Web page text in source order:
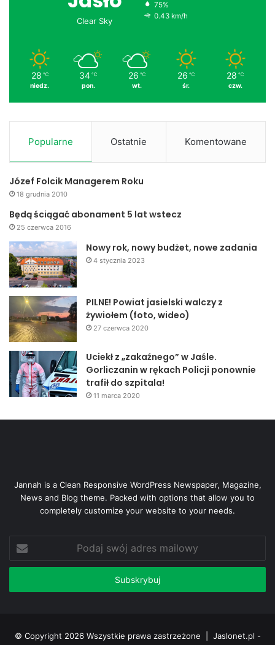
Clear Sky
75%
0.43 km/h
28 ℃
niedz.
34 ℃
pon.
26 ℃
wt.
26 ℃
śr.
28 ℃
czw.
Popularne Ostatnie Komentowane
Józef Folcik Managerem Roku
18 grudnia 2010
Będą ściągać abonament 5 lat wstecz
25 czerwca 2016
Nowy rok, nowy budżet, nowe zadania
4 stycznia 2023
PILNE! Powiat jasielski walczy z
żywiołem (foto, wideo)
27 czerwca 2020
Uciekł z „zakaźnego” w Jaśle.
Gorliczanin w rękach Policji ponownie
trafił do szpitala!
11 marca 2020
Jannah is a Clean Responsive WordPress Newspaper, Magazine,
News and Blog theme. Packed with options that allow you to
completely customize your website to your needs.
swój
adres
© Copyright 2026 Wszystkie prawa zastrzeżone | Jaslonet.pl -